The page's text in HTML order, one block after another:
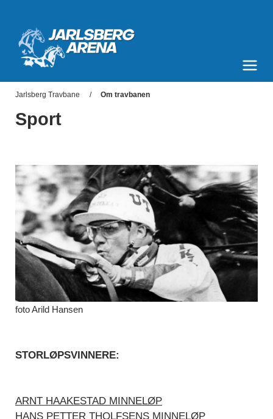
Jarlsberg Travbane Om travbanen
Sport
foto Arild Hansen
STORLØPSVINNERE:
ARNT HAAKESTAD MINNELØP
HANS PETTER THOLFSENS MINNELØP